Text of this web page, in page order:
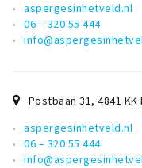
aspergesinhetveld.nl
06 – 320 55 444
Postbaan 31,4841 KK
aspergesinhetveld.nl
06 – 320 55 444